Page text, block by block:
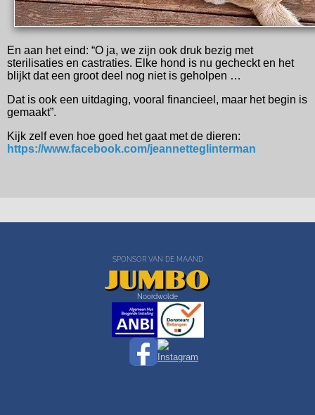
En aan het eind: “O ja, we zijn ook druk bezig met
sterilisaties en castraties. Elke hond is nu gecheckt en het
blijkt dat een groot deel nog niet is geholpen …
Dat is ook een uitdaging, vooral financieel, maar het begin is
gemaakt”.
Kijk zelf even hoe goed het gaat met de dieren:
https://www.facebook.com/jeannetteglinterman
SPONSOR VAN DE MAAND
Noordwolde